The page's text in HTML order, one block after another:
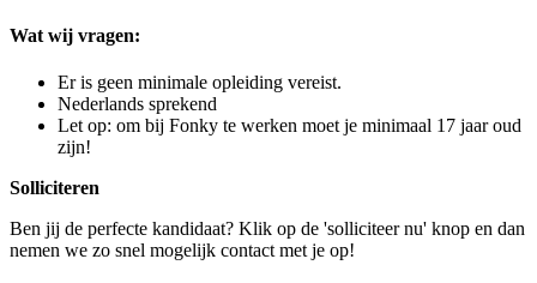
Wat wij vragen:
Er is geen minimale opleiding vereist.
Nederlands sprekend
Let op: om bij Fonky te werken moet je minimaal 17 jaar oud
zijn!
Solliciteren
Ben jij de perfecte kandidaat? Klik op de 'solliciteer nu' knop en dan
nemen we zo snel mogelijk contact met je op!